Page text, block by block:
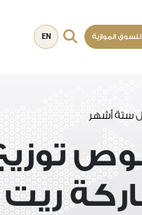
الموازية EN
ستة أشهر
توزيع